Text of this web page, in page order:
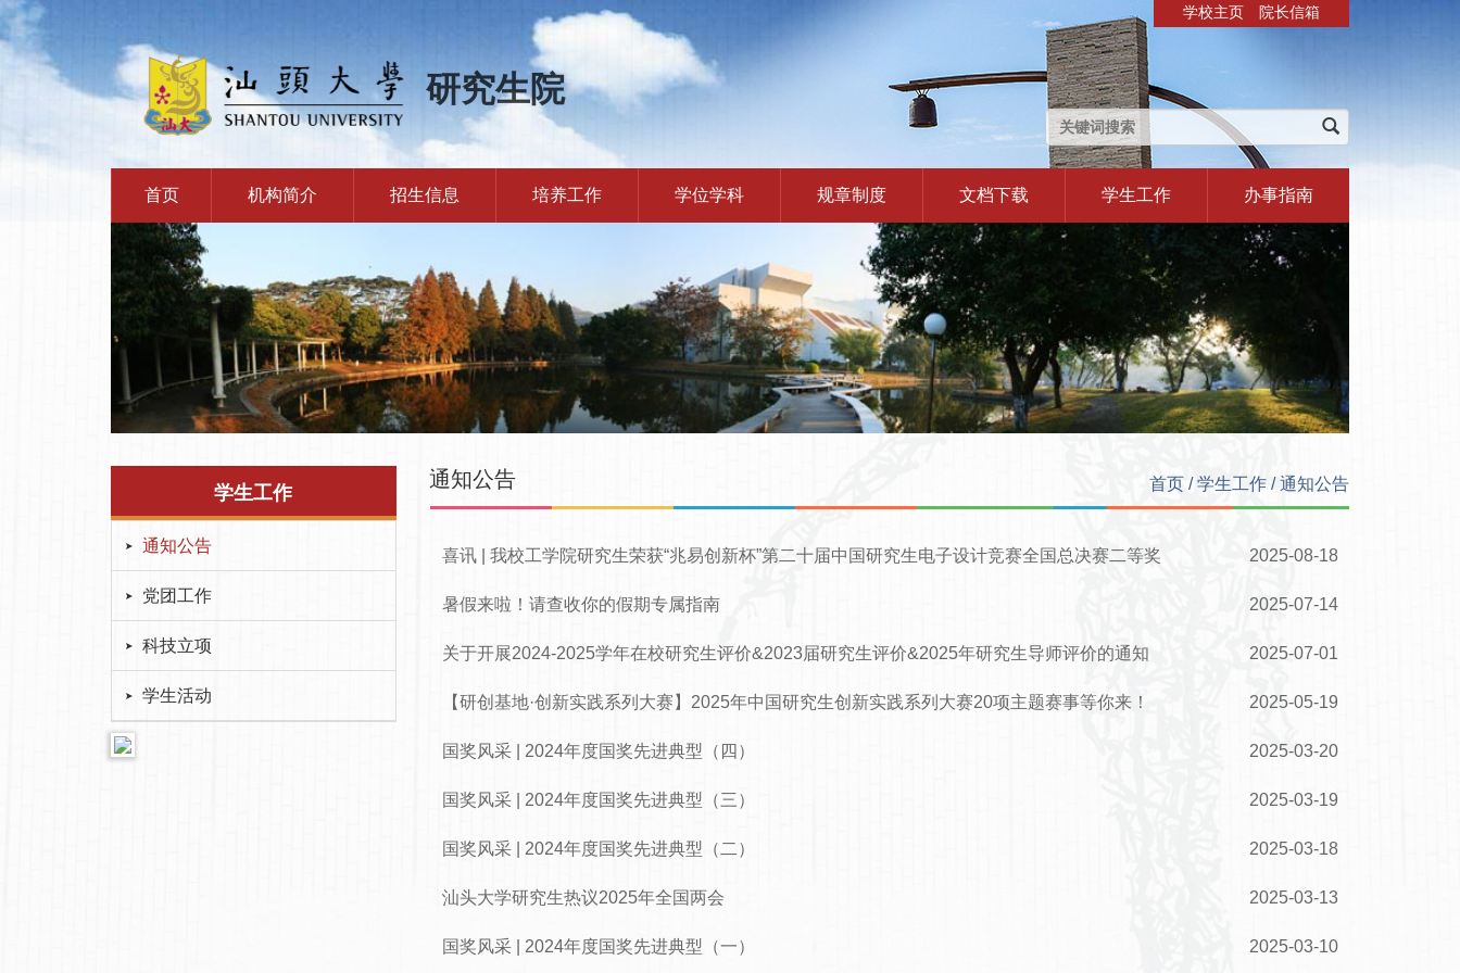
学校主页 院长信箱
研究生院
首页 机构简介 招生信息 培养工作 学位学科 规章制度 文档下载 学生工作 办事指南
学生工作
通知公告
党团工作
科技立项
学生活动
通知公告 首页 /学生工作 /通知公告
喜讯 | 我校工学院研究生荣获“兆易创新杯”第二十届中国研究生电子设计竞赛全国总决赛二等奖 2025-08-18
暑假来啦！请查收你的假期专属指南 2025-07-14
关于开展2024-2025学年在校研究生评价&2023届研究生评价&2025年研究生导师评价的通知 2025-07-01
【研创基地·创新实践系列大赛】2025年中国研究生创新实践系列大赛20项主题赛事等你来！ 2025-05-19
国奖风采 | 2024年度国奖先进典型（四） 2025-03-20
国奖风采 | 2024年度国奖先进典型（三） 2025-03-19
国奖风采 | 2024年度国奖先进典型（二） 2025-03-18
汕头大学研究生热议2025年全国两会 2025-03-13
国奖风采 | 2024年度国奖先进典型（一） 2025-03-10